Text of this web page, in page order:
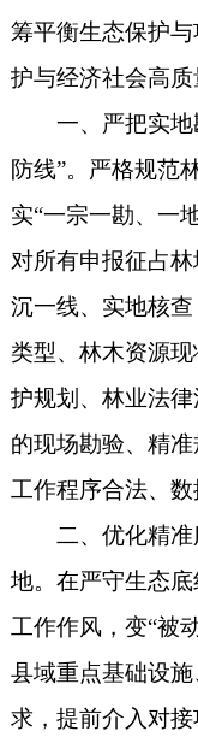
筹平衡生态保护
护与经济社会高质
一、严把实
防线”。严格规范
实“一宗一勘、一
对所有申报征占
沉一线、实地核
类型、林木资源
护规划、林业法
的现场勘验、精
工作程序合法、数
二、优化精
地。在严守生态
工作作风，变“被
县域重点基础设
求，提前介入对